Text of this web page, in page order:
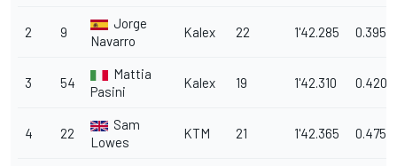
2 9
Jorge
Navarro
Kalex 22 1'42.285 0.395
3 54
Mattia
Pasini
Kalex 19 1'42.310 0.420
4 22
Sam
Lowes
KTM 21 1'42.365 0.475